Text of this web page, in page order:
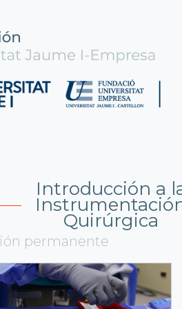
Introducción a
Quirúrgica
permanente